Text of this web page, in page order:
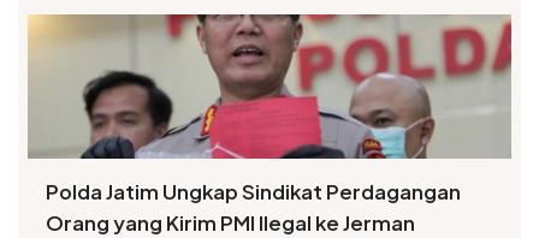
Polda Jatim Ungkap Sindikat Perdagangan
Orang yang Kirim PMI Ilegal ke Jerman